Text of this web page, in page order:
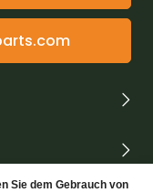
Sie dem Gebrauch von